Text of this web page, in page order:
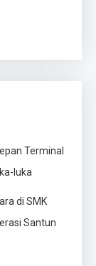
Terminal
luka
di SMK
Santun